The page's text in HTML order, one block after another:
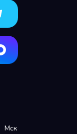
Мск